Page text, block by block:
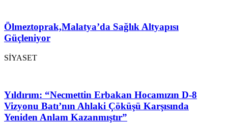
Ölmeztoprak,Malatya’da Sağlık Altyapısı
Güçleniyor
SİYASET
Yıldırım: “Necmettin Erbakan Hocamızın D-8
Vizyonu Batı’nın Ahlaki Çöküşü Karşısında
Yeniden Anlam Kazanmıştır”